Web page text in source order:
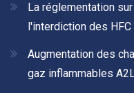
La réglementation
l'interdiction des HFC
Augmentation des
gaz inflammables